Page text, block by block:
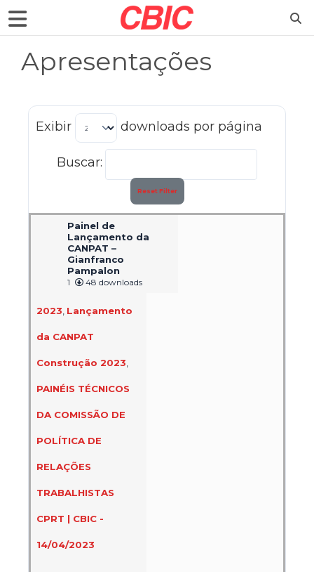
Apresentações
Exibir downloads por página
Buscar:
Reset Filter
Painel de
Lançamento da
CANPAT –
Gianfranco
Pampalon
1 48 downloads
2023 Lançamento
da CANPAT
Construção 2023
PAINÉIS TÉCNICOS
DA COMISSÃO DE
POLÍTICA DE
RELAÇÕES
TRABALHISTAS
CPRT | CBIC -
14/04/2023